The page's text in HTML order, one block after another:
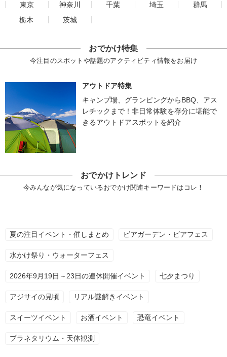
東京
神奈川 千葉 埼玉
群馬
栃木
茨城
おでかけ特集
今注目のスポットや話題のアクティビティ情報をお届け
アウトドア特集
キャンプ場、グランピングからBBQ、アス
レチックまで！非日常体験を存分に堪能で
きるアウトドアスポットを紹介
おでかけトレンド
今みんなが気になっているおでかけ関連キーワードはコレ！
夏の注目イベント・催しまとめ ビアガーデン・ビアフェス
水かけ祭り・ウォーターフェス
2026年9月19日～23日の連休開催イベント 七夕まつり
アジサイの見頃 リアル謎解きイベント
スイーツイベント お酒イベント 恐竜イベント
プラネタリウム・天体観測